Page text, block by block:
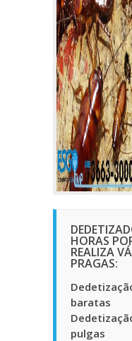
HORAS
REALIZA
PRAGAS:
baratas
pulgas